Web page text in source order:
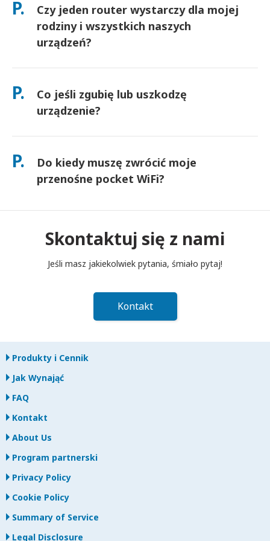
docierają następnego dnia. Jeśli nie jesteś pewien, skontaktuj
się z nami, a my potwierdzimy najszybszą opcję dla Twojego
obszaru.
P.
Czy jeden router wystarczy dla mojej
rodziny i wszystkich naszych
urządzeń?
Tak — podłącz do 10 urządzeń jednocześnie (telefony,
dołączamy darmowy power bank do użytku przez cały dzień.
P.
Co jeśli zgubię lub uszkodzę
urządzenie?
Możesz dodać Ubezpieczenie przy kasie, aby pokryć koszty
wymianę. Jeśli coś się stanie, skontaktuj się z nami
natychmiast — pomożemy Ci pozostać w kontakcie.
P.
Do kiedy muszę zwrócić moje
przenośne pocket WiFi?
okresu wynajmu. Jeśli spóźnisz się ze zwrotem, zostaniesz
obciążony opłatą.
Skontaktuj się z nami
Jeśli masz jakiekolwiek pytania, śmiało pytaj!
Kontakt
Produkty i Cennik
Jak Wynająć
FAQ
Kontakt
About Us
Program partnerski
Privacy Policy
Cookie Policy
Summary of Service
Legal Disclosure